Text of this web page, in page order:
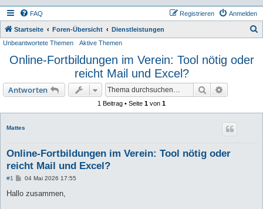
FAQ Anmelden
Registrieren
Startseite Foren-Übersicht Dienstleistungen
Unbeantwortete Themen Aktive Themen
Online-Fortbildungen im Verein: Tool nötig oder
reicht Mail und Excel?
Antworten Suche
1 Beitrag • Seite 1 von 1
Mattes
Online-Fortbildungen im Verein: Tool nötig oder
reicht Mail und Excel?
#1
B
i
04 Mai 2026 17:55
Hallo zusammen,